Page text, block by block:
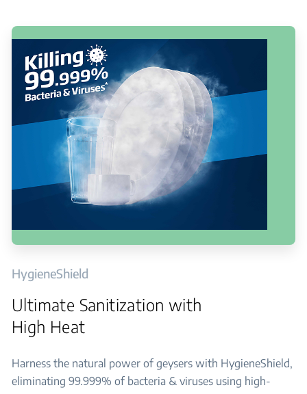
HygieneShield
Ultimate Sanitization with
High Heat
Harness the natural power of geysers with HygieneShield,
eliminating 99.999% of bacteria & viruses using high-